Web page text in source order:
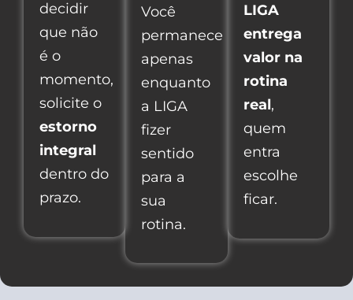
decidir
que não
é o
momento,
solicite o
estorno
integral
dentro do
prazo.
Você
permanece
apenas
enquanto
a LIGA
fizer
sentido
para a
sua
rotina.
LIGA
entrega
valor na
rotina
real,
quem
entra
escolhe
ficar.